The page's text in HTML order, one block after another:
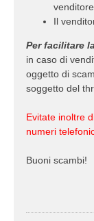
Il
Per facilitare
in caso di
oggetto di
soggetto del
Evitate inoltre
numeri
Buoni scambi!